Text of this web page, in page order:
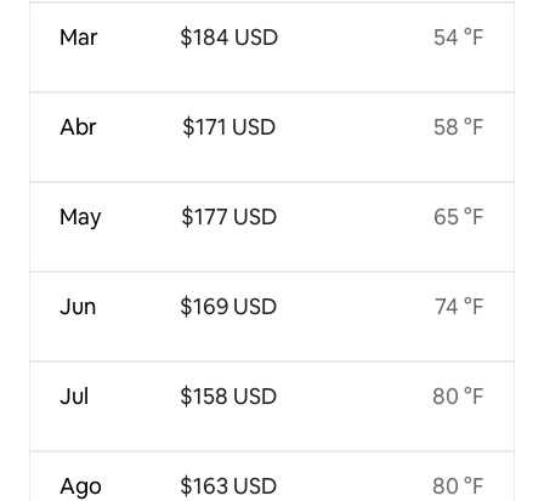
Mar
Abr
May
Jun
Jul
Ago
$184 USD
$171 USD
$177 USD
$169 USD
$158 USD
$163 USD
54 °F
58 °F
65 °F
74 °F
80 °F
80 °F